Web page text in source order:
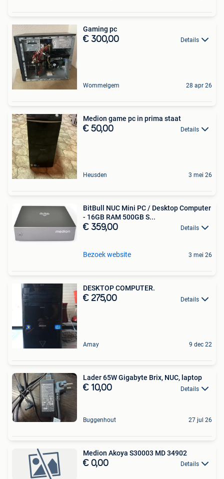
Gaming pc
€ 300,00 Details
Wommelgem 28 apr 26
Medion game pc in prima staat
€ 50,00 Details
Heusden 3 mei 26
BitBull NUC Mini PC / Desktop Computer
- 16GB RAM 500GB S...
€ 359,00 Details
Bezoek website 3 mei 26
DESKTOP COMPUTER.
€ 275,00 Details
Amay 9 dec 22
Lader 65W Gigabyte Brix, NUC, laptop
€ 10,00 Details
Buggenhout 27 jul 26
Medion Akoya S30003 MD 34902
€ 0,00 Details